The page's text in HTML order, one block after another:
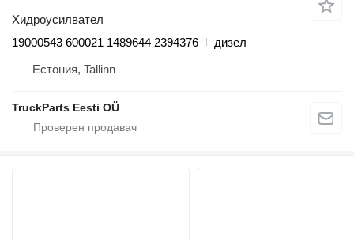
Хидроусилвател
19000543 600021 1489644 2394376
дизел
Естония, Tallinn
TruckParts Eesti OÜ